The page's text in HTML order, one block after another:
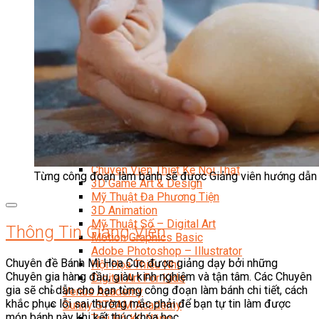
Data Visualization (Trực Quan Hóa Dữ Liệu)
Data System (Quản Trị Dữ Liệu)
Chuyên Viên Lập Trình (Full Stack)
Chuyên Viên Lập Trình Website (Full Stack)
Chuyên Viên Lập Trình Mobile (Full Stack)
Software Testing
Trọn Bộ Công Cụ AI Văn Phòng
Trọn Bộ Công Cụ AI Ứng Dụng Giảng Dạy
Lập Trình Cho Trẻ Em
Tin Học Ứng Dụng
Thiết Kế (Design)
Thiết Kế Đồ Họa Chuyên Nghiệp
Chuyên Viên Thiết Kế Nội Thất
3D Game Art & Design
Mỹ Thuật Đa Phương Tiện
3D Animation
Mỹ Thuật Số – Digital Art
Motion Graphics Basic
Adobe Photoshop – Illustrator
Hội Họa Thiếu Nhi
Digital Art For Kids
Venus Academy
Sunny STEAM Academy
Từng công đoạn làm bánh sẽ được Giảng viên hướng
Thông Tin Giảng Viên
Chuyên đề Bánh Mì Hoa Cúc được giảng dạy bởi những
Chuyên gia hàng đầu, giàu kinh nghiệm và tận tâm. Các Chuyên
gia sẽ chỉ dẫn cho bạn từng công đoạn làm bánh chi tiết, cách
khắc phục lỗi sai thường mắc phải để bạn tự tin làm được